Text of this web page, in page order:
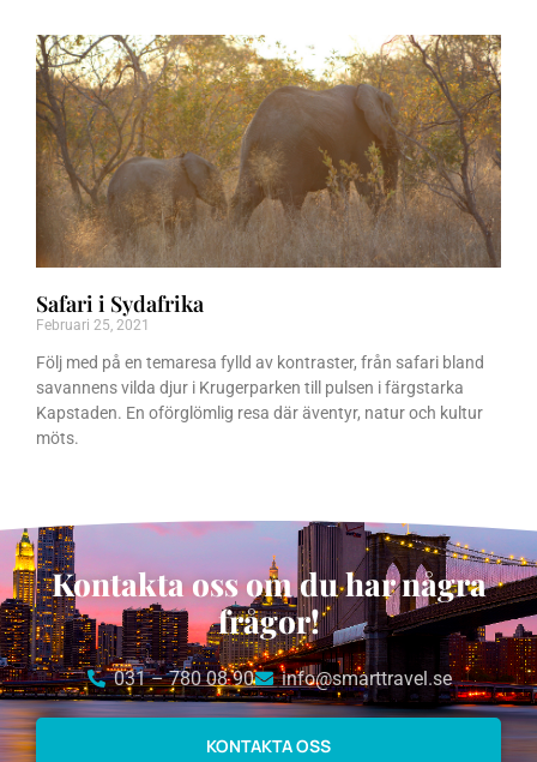
Safari i Sydafrika
Februari 25, 2021
Följ med på en temaresa fylld av kontraster, från safari bland
savannens vilda djur i Krugerparken till pulsen i färgstarka
Kapstaden. En oförglömlig resa där äventyr, natur och kultur
möts.
Kontakta oss om du har några
frågor!
031 – 780 08 90 info@smarttravel.se
KONTAKTA OSS